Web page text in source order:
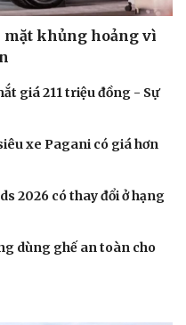
mặt khủng hoảng vì
giá 211 triệu đồng - Sự
xe Pagani có giá hơn
2026 có thay đổi ở hạng
dùng ghế an toàn cho